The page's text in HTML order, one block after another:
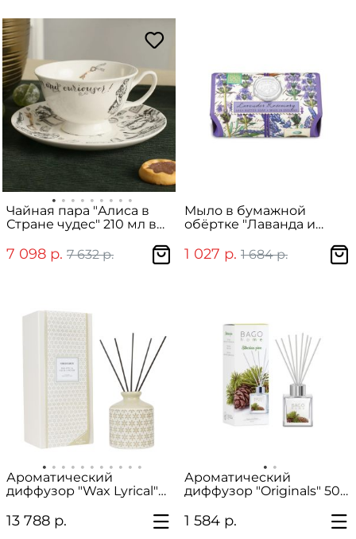
Чайная пара "Алиса в
Стране чудес" 210 мл в
7 098 р. 7 632 р.
Мыло в бумажной
обёртке "Лаванда и
1 027 р. 1 684 р.
Ароматический
диффузор "Wax Lyrical"
13 788 р.
Ароматический
диффузор "Originals" 50
1 584 р.